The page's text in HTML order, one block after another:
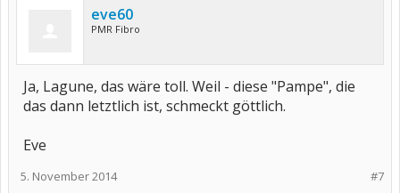
eve60
PMR Fibro
Ja, Lagune, das wäre toll. Weil - diese "Pampe", die
das dann letztlich ist, schmeckt göttlich.
Eve
#7
5. November 2014